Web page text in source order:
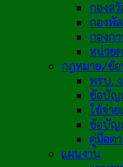
กองส
กองพั
กองก
หน่วย
กฎหมาย/ข้
พรบ.
ข้อบัญ
ใช้จ่าย
ข้อบัญ
คู่มือต
แผนงาน